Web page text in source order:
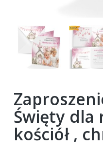
Święty dla
kościół ,